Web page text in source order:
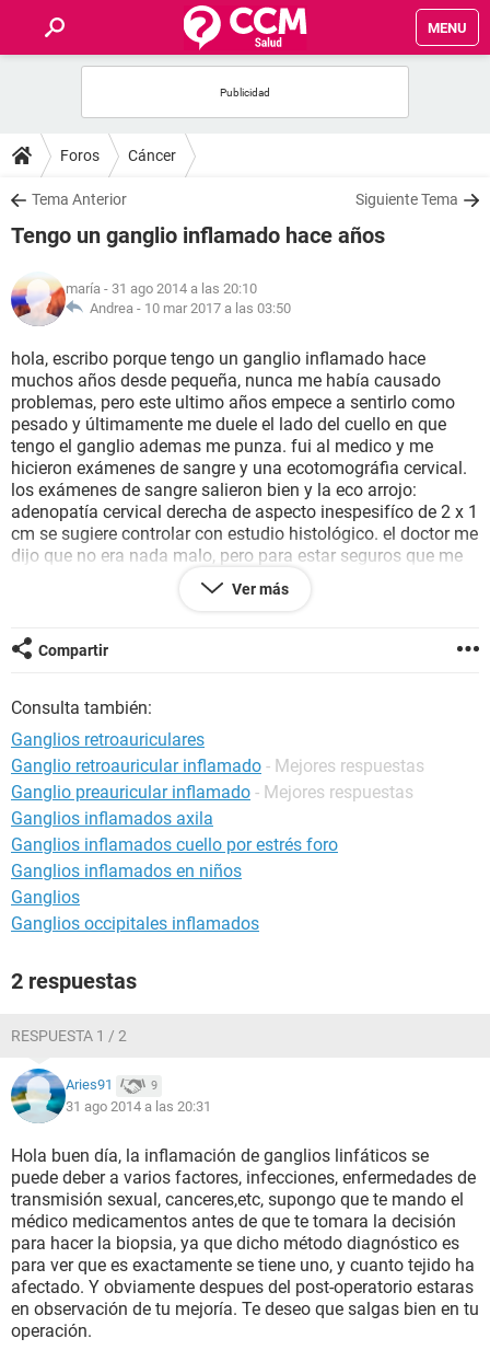
MENU
FOROS
SALUD
FAMILIA
NUTRICIÓN
BIENESTAR
SEXUALIDAD
GLOSARIO
Foros Cáncer
Tema Anterior Siguiente Tema
Tengo un ganglio inflamado hace años
maría - 31 ago 2014 a las 20:10
Andrea - 10 mar 2017 a las 03:50
hola, escribo porque tengo un ganglio inflamado hace
muchos años desde pequeña, nunca me había causado
problemas, pero este ultimo años empece a sentirlo como
pesado y últimamente me duele el lado del cuello en que
tengo el ganglio ademas me punza. fui al medico y me
hicieron exámenes de sangre y una ecotomográfia cervical.
los exámenes de sangre salieron bien y la eco arrojo:
adenopatía cervical derecha de aspecto inespesifíco de 2 x 1
cm se sugiere controlar con estudio histológico. el doctor me
dijo que no era nada malo, pero para estar seguros que me
hiciera una biopsia, por lo que me derivo con el cirujano, el
me dijo que estaba muy profunda que debido a eso no se
ahora me encuentro esperando me operan en 2 semanas,
pero me gustaría saber su opinión, muchas gracias. PD: soy
Ver más
Compartir
Consulta también:
Ganglios retroauriculares
Ganglio retroauricular inflamado - Mejores respuestas
Ganglio preauricular inflamado - Mejores respuestas
Ganglios inflamados axila
Ganglios inflamados cuello por estrés foro
Ganglios inflamados en niños
Ganglios
Ganglios occipitales inflamados
2 respuestas
RESPUESTA 1 / 2
Aries91 9
31 ago 2014 a las 20:31
Hola buen día, la inflamación de ganglios linfáticos se
puede deber a varios factores, infecciones, enfermedades de
transmisión sexual, canceres,etc, supongo que te mando el
médico medicamentos antes de que te tomara la decisión
para hacer la biopsia, ya que dicho método diagnóstico es
para ver que es exactamente se tiene uno, y cuanto tejido ha
afectado. Y obviamente despues del post-operatorio estaras
en observación de tu mejoría. Te deseo que salgas bien en tu
operación.